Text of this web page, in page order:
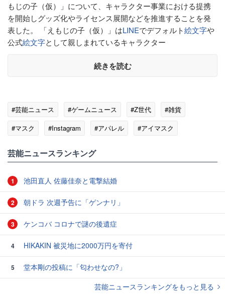
もじの子（仮）」について、キャラクター事業における提携
を開始しグッズ化やライセンス展開などを推進することを発
表した。 「えもじの子（仮）」はLINEでデフォルト絵文字や
公式絵文字として親しまれているキャラクター
続きを読む
#芸能ニュース #ゲームニュース #Z世代
#雑貨
#マスク
#Instagram #アパレル
#アイマスク
芸能ニュースランキング
1 池田直人 佐藤佳奈と電撃結婚
2 朝ドラ 次週予告に「ゲンナリ」
3 ケンコバ コロナで謎の後遺症
4 HIKAKIN 被災地に2000万円を寄付
5
堂本剛の投稿に「匂わせなの?」
芸能ニュースランキングをもっと見る